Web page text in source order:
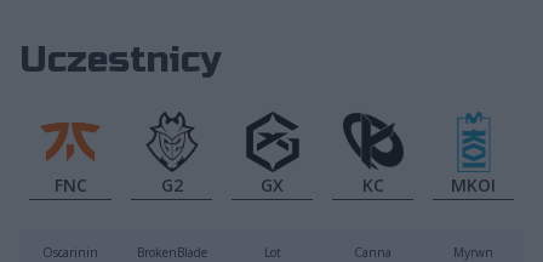
Uczestnicy
FNC G2 GX KC MKOI
Oscarinin BrokenBlade Lot Canna Myrwn